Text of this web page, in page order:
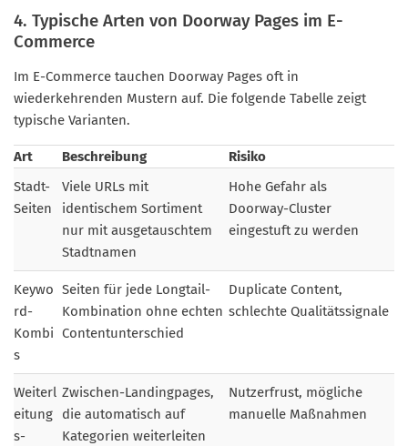
4. Typische Arten von Doorway Pages im E-
Commerce
Im E-Commerce tauchen Doorway Pages oft in
wiederkehrenden Mustern auf. Die folgende Tabelle zeigt
typische Varianten.
Art Beschreibung
Risiko
Stadt-
Seiten
Viele URLs mit
identischem Sortiment
nur mit ausgetauschtem
Stadtnamen
Hohe Gefahr als
Doorway-Cluster
eingestuft zu werden
Keywo
rd-
Kombi
s
Seiten für jede Longtail-
Kombination ohne echten
Contentunterschied
Duplicate Content,
schlechte Qualitätssignale
Weiterl
eitung
s-
Zwischen-Landingpages,
die automatisch auf
Kategorien weiterleiten
Nutzerfrust, mögliche
manuelle Maßnahmen